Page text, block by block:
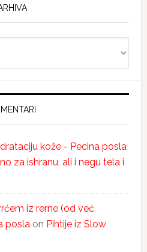
kože - Pecina posla
za ishranu, ali i negu tela i
iz rerne (od već
poslaon Pihtije iz Slow